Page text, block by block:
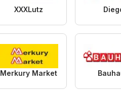
XXXLutz
Merkury Market